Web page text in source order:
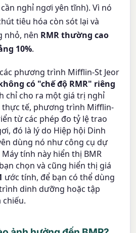
nghỉ ngơi yên tĩnh). Vì nó
tiêu hóa còn sót lại và
nhỏ, nên RMR thường cao
10%.
phương trình Mifflin-St Jeor
có "chế độ RMR" riêng
cho ra một giá trị nghỉ
thực tế, phương trình Mifflin-
từ các phép đo tỷ lệ trao
đó là lý do Hiệp hội Dinh
dùng nó như công cụ dự
tính này hiển thị BMR
chọn và cũng hiển thị giá
ước tính, để bạn có thể dùng
dinh dưỡng hoặc tập
chiếu.